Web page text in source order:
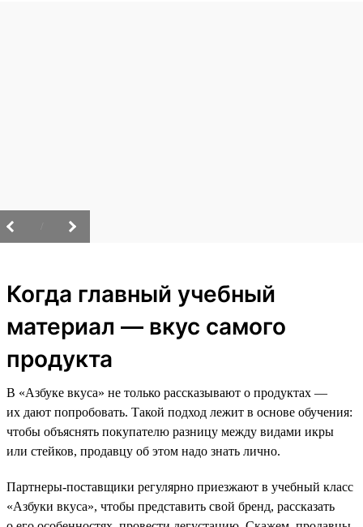
Когда главный учебный
материал — вкус самого
продукта
В «Азбуке вкуса» не только рассказывают о продуктах —
их дают попробовать. Такой подход лежит в основе обучения:
чтобы объяснять покупателю разницу между видами икры
или стейков, продавцу об этом надо знать лично.
Партнеры-поставщики регулярно приезжают в учебный класс
«Азбуки вкуса», чтобы представить свой бренд, рассказать